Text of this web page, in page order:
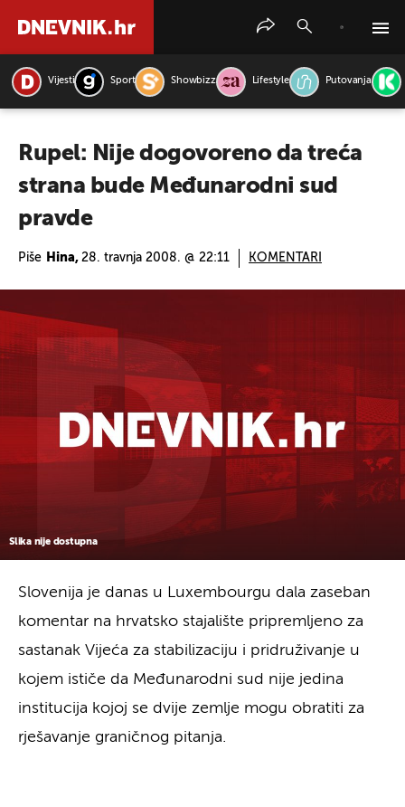
Vijesti Sport Showbizz Lifestyle Putovanja
Rupel: Nije dogovoreno da treća
strana bude Međunarodni sud
pravde
Piše Hina, 28. travnja 2008. @ 22:11 KOMENTARI
Slika nije dostupna
Slovenija je danas u Luxembourgu dala zaseban
komentar na hrvatsko stajalište pripremljeno za
sastanak Vijeća za stabilizaciju i pridruživanje u
kojem ističe da Međunarodni sud nije jedina
institucija kojoj se dvije zemlje mogu obratiti za
rješavanje graničnog pitanja.
PRETRAŽITE VIJESTI